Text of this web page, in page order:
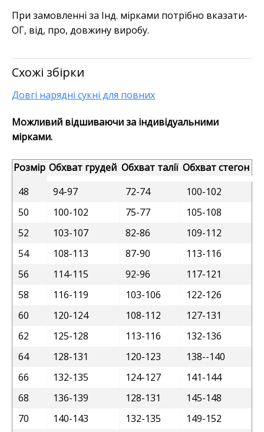
При замовленні за Інд. мірками потрібно вказати-
ОГ, від, про, довжину виробу.
Схожі збірки
Довгі нарядні сукні для повних
Можливий відшиваючи за індивідуальними
мірками.
Розмір Обхват грудей Обхват талії Обхват стегон
48
94-97 72-74
100-102
50
100-102 75-77
105-108
52
103-107 82-86
109-112
54
108-113 87-90
113-116
56
114-115 92-96
117-121
58
116-119 103-106
122-126
60
120-124 108-112
127-131
62
125-128 113-116
132-136
64
128-131 120-123
138--140
66
132-135 124-127
141-144
68
136-139 128-131
145-148
70
140-143 132-135
149-152